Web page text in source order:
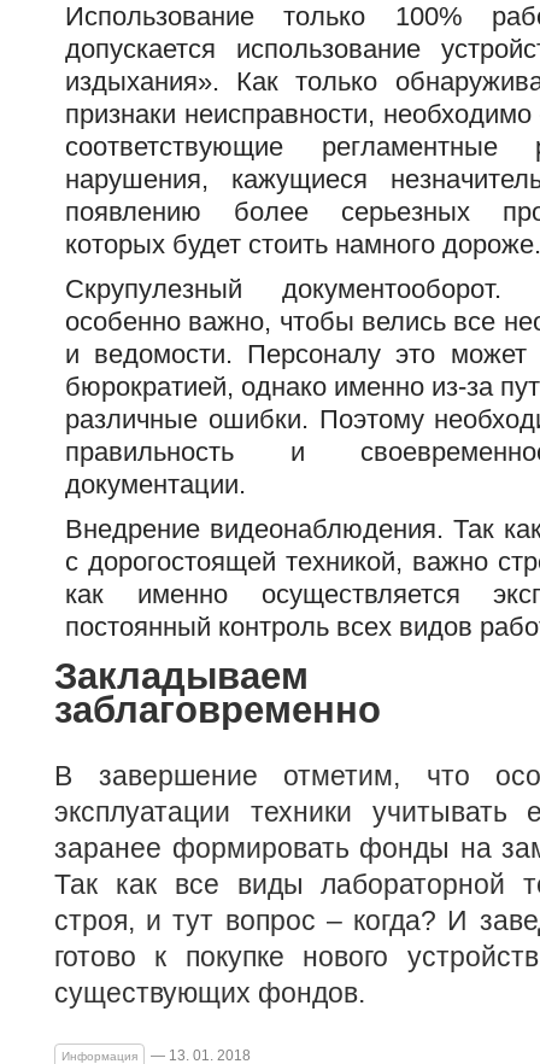
Использование только 100%
допускается использование
издыхания». Как только
признаки неисправности,
соответствующие
нарушения, кажущиеся
появлению более серьезных
которых будет стоить намного дороже.
Скрупулезный
особенно важно, чтобы велись все
и ведомости. Персоналу это может
бюрократией, однако именно из-за
различные ошибки. Поэтому
правильность и
документации.
Внедрение видеонаблюдения. Так
с дорогостоящей техникой, важно
как именно осуществляется
постоянный контроль всех видов
Закладываем
заблаговременно
В завершение отметим, что
эксплуатации техники
заранее формировать фонды на
Так как все виды лабораторной
строя, и тут вопрос – когда? И
готово к покупке нового
существующих фондов.
Информация — 13. 01. 2018